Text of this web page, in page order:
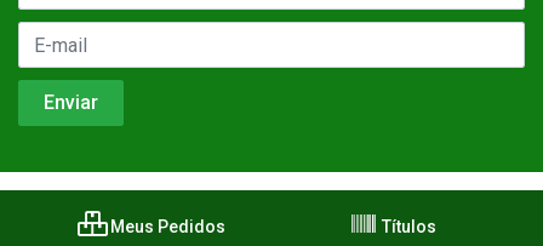
Meus Pedidos Títulos